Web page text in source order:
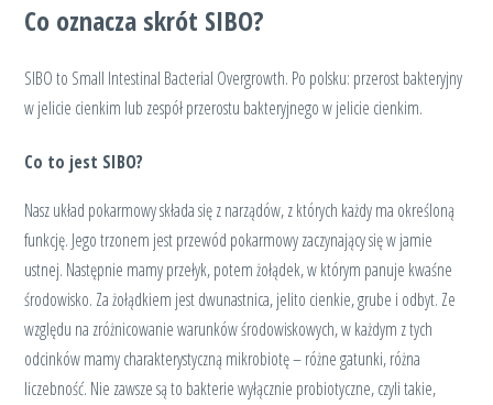
Co oznacza skrót SIBO?
SIBO to Small Intestinal Bacterial Overgrowth. Po polsku: przerost bakteryjny
w jelicie cienkim lub zespół przerostu bakteryjnego w jelicie cienkim.
Co to jest SIBO?
Nasz układ pokarmowy składa się z narządów, z których każdy ma określoną
funkcję. Jego trzonem jest przewód pokarmowy zaczynający się w jamie
ustnej. Następnie mamy przełyk, potem żołądek, w którym panuje kwaśne
środowisko. Za żołądkiem jest dwunastnica, jelito cienkie, grube i odbyt. Ze
względu na zróżnicowanie warunków środowiskowych, w każdym z tych
odcinków mamy charakterystyczną mikrobiotę – różne gatunki, różna
liczebność. Nie zawsze są to bakterie wyłącznie probiotyczne, czyli takie,